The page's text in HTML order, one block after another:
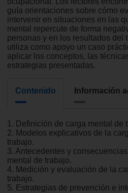
guía orientaciones sobre cómo
intervenir en situaciones en las
mental repercute de forma
personas y en los resultados del
utiliza como apoyo un caso
aplicar los conceptos, las
estrategias presentadas.
Contenido Información
1. Definición de carga mental de
2. Modelos explicativos de la
trabajo.
3. Antecedentes y
mental de trabajo.
4. Medición y evaluación de la
trabajo.
5. Estrategias de prevención e